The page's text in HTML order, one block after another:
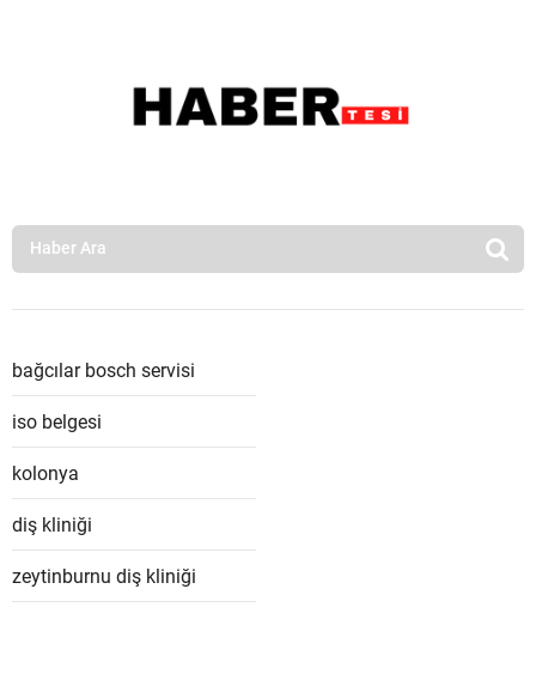
bağcılar bosch servisi
iso belgesi
kolonya
diş kliniği
zeytinburnu diş kliniği